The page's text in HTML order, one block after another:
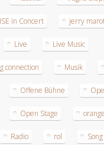
ISE in Concert jerry
Live Live Music
connection Musik
Offene Bühne
Open Stage
Radio rol